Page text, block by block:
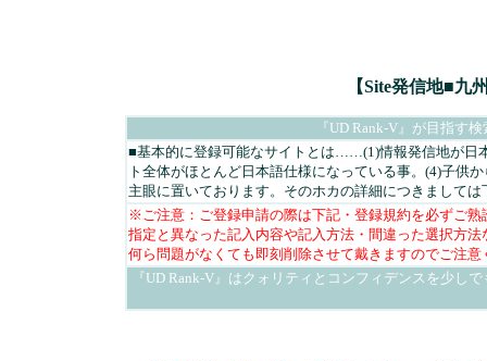
【Site発信地■九
『UD Rank-V』が目指す
■基本的に登録可能なサイトとは……(1)情報発信地が日
ト全体がほとんど日本語仕様になっている事。(4)子供
主眼に置いております。そのホカの詳細につきまして
※ご注意：ご登録申請の際は下記・登録規約を必ずご
指定と異なった記入内容や記入方法・間違った選択方
何ら問題がなくても即刻削除させて戴きますのでご注意
『UD Rank-V』はクォリティとコンフィデンスを少し